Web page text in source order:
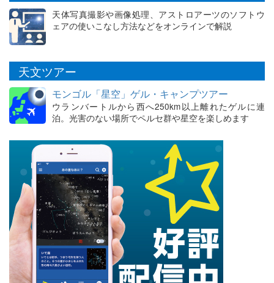
天体写真撮影や画像処理、アストロアーツのソフトウ
ェアの使いこなし方法などをオンラインで解説
天文ツアー
モンゴル「星空」ゲル・キャンプツアー
ウランバートルから西へ250km以上離れたゲルに連
泊。光害のない場所でペルセ群や星空を楽しめます